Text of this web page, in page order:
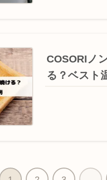
COSORIノ
る？ベスト